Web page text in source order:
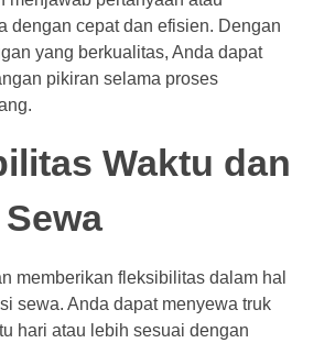
dengan cepat dan efisien. Dengan
yang berkualitas, Anda dapat
pikiran selama proses
Waktu dan
memberikan fleksibilitas dalam hal
sewa. Anda dapat menyewa truk
hari atau lebih sesuai dengan